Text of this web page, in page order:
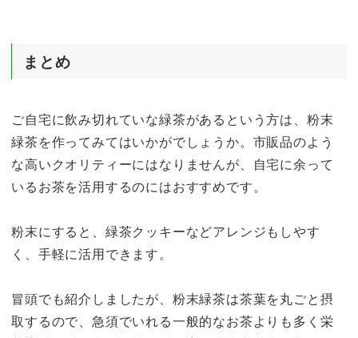
まとめ
ご自宅に飲み切れていな緑茶があるという方は、粉末
緑茶を作ってみてはいかがでしょうか。市販品のよう
な高いクオリティーにはなりませんが、自宅に余って
いるお茶を活用するのにはおすすめです。
粉末にすると、緑茶クッキーなどアレンジもしやす
く、手軽に活用できます。
冒頭でも紹介しましたが、粉末緑茶は茶葉を丸ごと摂
取するので、急須でいれる一般的なお茶よりも多く栄